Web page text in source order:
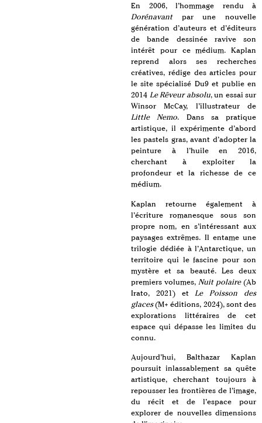
En 2006, l’hommage rendu à
Dorénavantpar une nouvelle
génération d’auteurs et d’éditeurs
de bande dessinée ravive son
intérêt pour ce médium. Kaplan
reprend alors ses recherches
créatives, rédige des articles pour
le site spécialisé Du9 et publie en
2014 Le Rêveur absolu, un essai sur
Winsor McCay, l’illustrateur de
Little Nemo. Dans sa pratique
artistique, il expérimente d’abord
les pastels gras, avant d’adopter la
peinture à l’huile en 2016,
cherchant à exploiter la
profondeur et la richesse de ce
médium.
Kaplan retourne également à
l’écriture romanesque sous son
propre nom, en s’intéressant aux
paysages extrêmes. Il entame une
trilogie dédiée à l’Antarctique, un
territoire qui le fascine pour son
mystère et sa beauté. Les deux
premiers volumes, Nuit polaire(Ab
Irato, 2021) etLe Poisson des
glaces(M+ éditions, 2024), sont des
explorations littéraires de cet
espace qui dépasse les limites du
connu.
Aujourd’hui, Balthazar Kaplan
poursuit inlassablement sa quête
artistique, cherchant toujours à
repousser les frontières de l’image,
du récit et de l’espace pour
explorer de nouvelles dimensions